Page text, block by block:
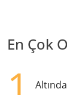
En Çok